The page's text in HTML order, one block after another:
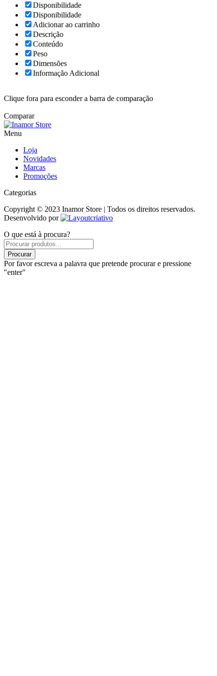
Disponibilidade
Disponibilidade
Adicionar ao carrinho
Descrição
Conteúdo
Peso
Dimensões
Informação Adicional
Clique fora para esconder a barra de comparação
Comparar
Menu
Loja
Novidades
Marcas
Promoções
Categorias
Copyright © 2023 Inamor Store | Todos os direitos reservados.
Desenvolvido por
O que está à procura?
Products
search
Procurar
Por favor escreva a palavra que pretende procurar e pressione
"enter"